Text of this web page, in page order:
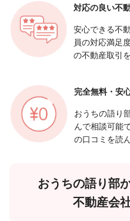
対応の良い不
安心できる不
員の対応満足
の不動産取引
完全無料・安
おうちの語り
んで相談可能
の口コミを読
おうちの語り部
不動産会